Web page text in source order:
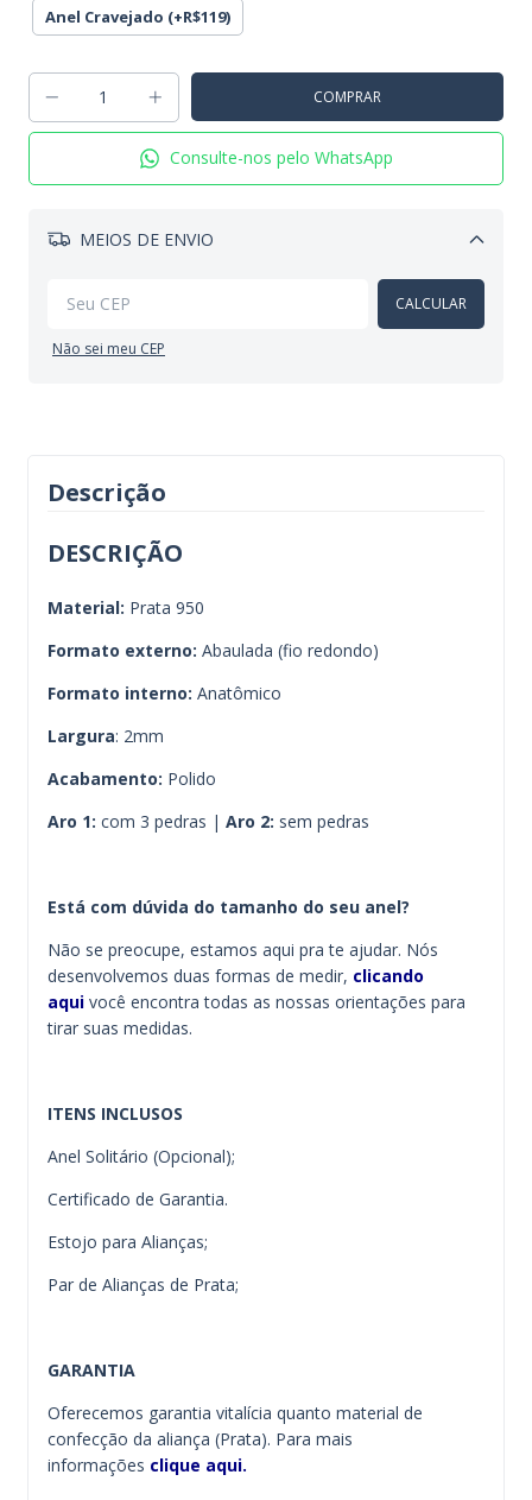
Anel Cravejado (+R$119)
Consulte-nos pelo WhatsApp
MEIOS DE ENVIO
Alterar CEP
CALCULAR
Não sei meu CEP
Descrição
DESCRIÇÃO
Material: Prata 950
Formato externo: Abaulada (fio redondo)
Formato interno: Anatômico
Largura: 2mm
Acabamento: Polido
Aro 1: com 3 pedras | Aro 2: sem pedras
Está com dúvida do tamanho do seu anel?
Não se preocupe, estamos aqui pra te ajudar. Nós
desenvolvemos duas formas de medir, clicando
aqui você encontra todas as nossas orientações para
tirar suas medidas.
ITENS INCLUSOS
Anel Solitário (Opcional);
Certificado de Garantia.
Estojo para Alianças;
Par de Alianças de Prata;
GARANTIA
Oferecemos garantia vitalícia quanto material de
confecção da aliança (Prata). Para mais
informações clique aqui.